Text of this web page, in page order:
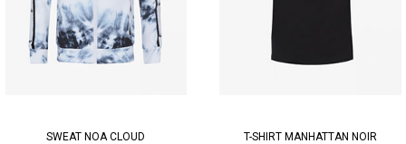
SWEAT NOA CLOUD
T-SHIRT MANHATTAN NOIR